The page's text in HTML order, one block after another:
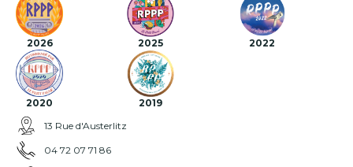
2026 2025 2022
2020
2019
13 Rue d'Austerlitz
04 72 07 71 86